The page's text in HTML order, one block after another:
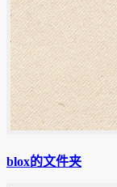
blox的文件夹